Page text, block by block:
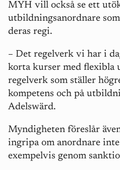
MYH vill också se ett
utbildningsanordnare
deras regi.
– Det regelverk vi har i
korta kurser med flexibla
regelverk som ställer
kompetens och på
Adelswärd.
Myndigheten föreslår
ingripa om anordnare
exempelvis genom